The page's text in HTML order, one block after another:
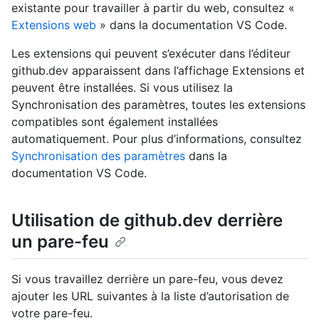
existante pour travailler à partir du web, consultez «
Extensions web » dans la documentation VS Code.
Les extensions qui peuvent s’exécuter dans l’éditeur
github.dev apparaissent dans l’affichage Extensions et
peuvent être installées. Si vous utilisez la
Synchronisation des paramètres, toutes les extensions
compatibles sont également installées
automatiquement. Pour plus d’informations, consultez
Synchronisation des paramètres dans la
documentation VS Code.
Utilisation de github.dev derrière
un pare-feu
Si vous travaillez derrière un pare-feu, vous devez
ajouter les URL suivantes à la liste d’autorisation de
votre pare-feu.